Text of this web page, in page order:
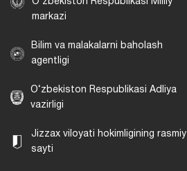
markazi
Bilim va malakalarni baholash
agentligi
O‘zbekiston Respublikasi Adliya
vazirligi
Jizzax viloyati hokimligining rasmiy
sayti